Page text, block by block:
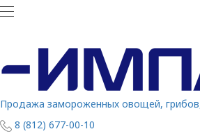
Продажа замороженных овощей,
8 (812) 677-00-10